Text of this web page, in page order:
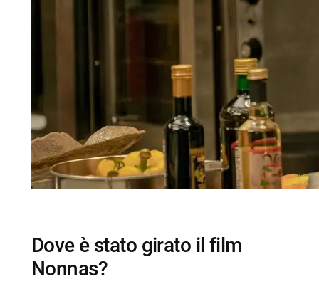
dove è stato girato il film
Nonnas?